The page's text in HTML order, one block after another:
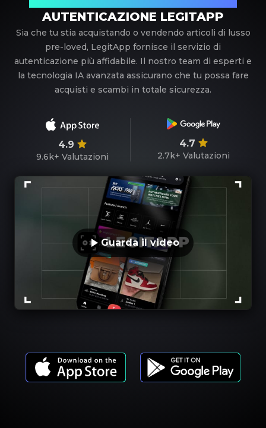
AUTENTICAZIONE LEGITAPP
Sia che tu stia acquistando o vendendo articoli di lusso
pre-loved, LegitApp fornisce il servizio di
autenticazione più affidabile. Il nostro team di esperti e
la tecnologia IA avanzata assicurano che tu possa fare
acquisti e scambi in totale sicurezza.
4.9
9.6k+ Valutazioni
4.7
2.7k+ Valutazioni
Guarda il video